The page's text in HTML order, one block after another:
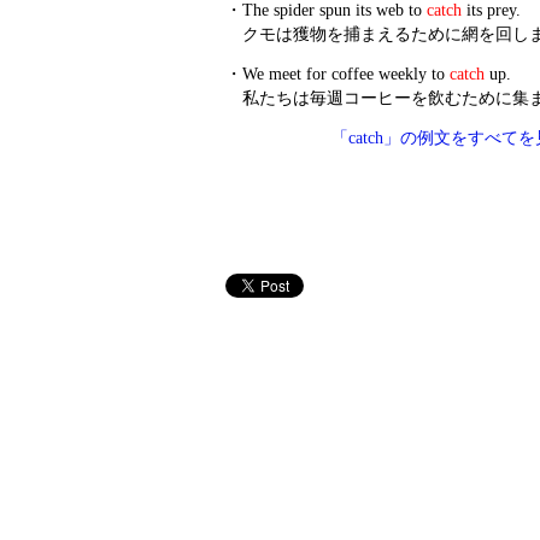
・ The spider spun its web to catch its prey.
クモは獲物を捕まえるために網を回し
・ We meet for coffee weekly to catch up.
私たちは毎週コーヒーを飲むために集
「catch」の例文をすべてを